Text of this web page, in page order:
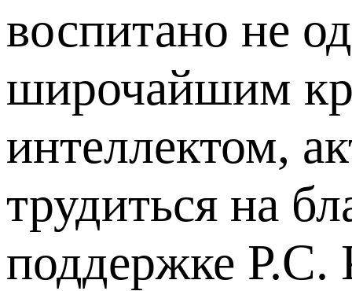
воспитано не
широчайшим
интеллектом,
трудиться на
поддержке Р.С.